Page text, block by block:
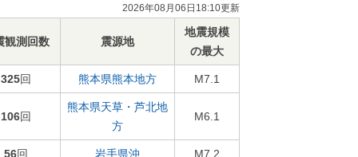
2026年08月06日18:10更新
観測回数 震源地
地震規模
の最大
325回 熊本県熊本地方 M7.1
106回
熊本県天草・芦北地
方
M6.1
56回 岩手県沖 M7.2